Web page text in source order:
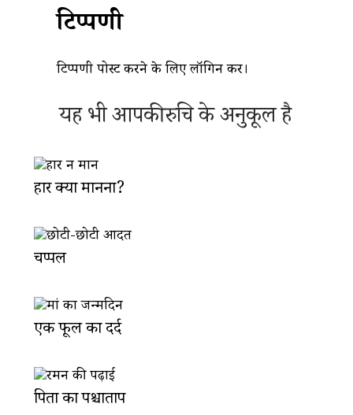
टिप्पणी
टिप्पणी पोस्ट करने के लिएलॉगिनकरें।
यह भी आपकी रुचि के अनुकूल है
हार क्यों मानना?
चप्पलें
एक फूल का दर्द
पिता का पश्चाताप